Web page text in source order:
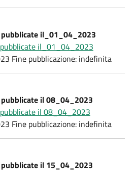
il_01_04_2023
il_01_04_2023
Fine pubblicazione: indefinita
il 08_04_2023
il 08_04_2023
Fine pubblicazione: indefinita
il 15_04_2023